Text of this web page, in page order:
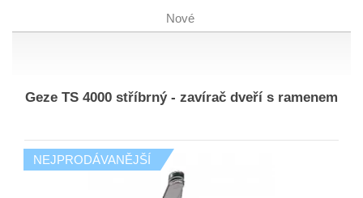
Nové
Geze TS 4000 stříbrný - zavírač dveří s ramenem
NEJPRODÁVANĚJŠÍ